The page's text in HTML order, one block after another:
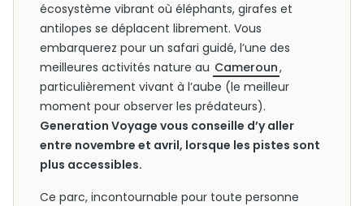
écosystème vibrant où éléphants, girafes et
antilopes se déplacent librement. Vous
embarquerez pour un safari guidé, l’une des
meilleures activités nature au Cameroun,
particulièrement vivant à l’aube (le meilleur
moment pour observer les prédateurs).
Generation Voyage vous conseille d’y aller
entre novembre et avril, lorsque les pistes sont
plus accessibles.
Ce parc, incontournable pour toute personne